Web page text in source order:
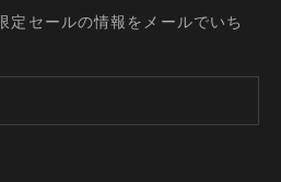
定セールの情報をメールでいち